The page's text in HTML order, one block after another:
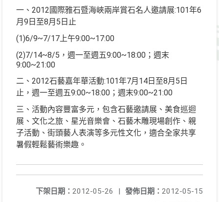
一、2012國際雅石暨海峽兩岸賞石名人邀請展:101年6
月9日至8月5日止
(1)6/9~7/17上午9:00~17:00
(2)7/14~8/5，週一至週五9:00~18:00；週末
9:00~21:00
二、2012石藝嘉年華活動:101年7月14日至8月5日
止，週一至週五9:00~18:00；週末9:00~21:00
三、活動內容豐富多元，包含石藝邀請展、美食巡迴
展、文化之旅、星光音樂會、石藝木雕現場創作、親
子活動、街頭藝人表演等多元性文化，適合全家共享
暑假輕鬆藝術樂趣。
發佈日期： 2012-05-15
下架日期： 2012-05-26
|